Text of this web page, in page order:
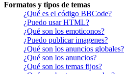
Formatos y tipos de temas
¿Qué es el código BBCode?
¿Puedo usar HTML?
¿Qué son los emoticonos?
¿Puedo publicar imagenes?
¿Qué son los anuncios globales?
¿Qué son los anuncios?
¿Qué son los temas fijos?